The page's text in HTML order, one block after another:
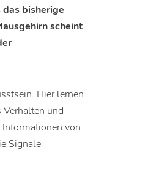
bisherige
scheint
Hier lernen
und
von
Signale